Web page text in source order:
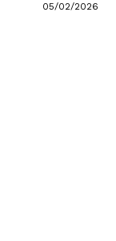
05/02/2026